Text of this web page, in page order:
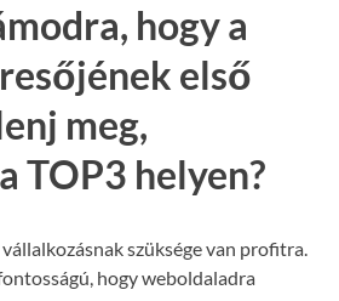
hogy a
első
meg,
TOP3 helyen?
szüksége van profitra.
hogy weboldaladra